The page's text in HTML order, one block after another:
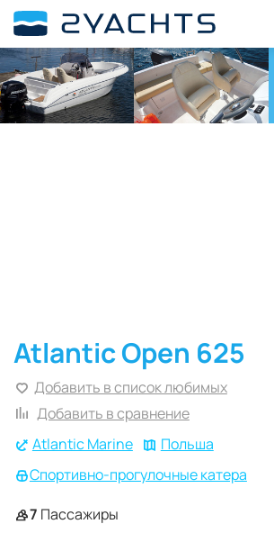
Atlantic Marine
Польша
Спортивно-прогулочные катера
Atlantic Open 625
Добавить в список любимых
Добавить в сравнение
7 Пассажиры